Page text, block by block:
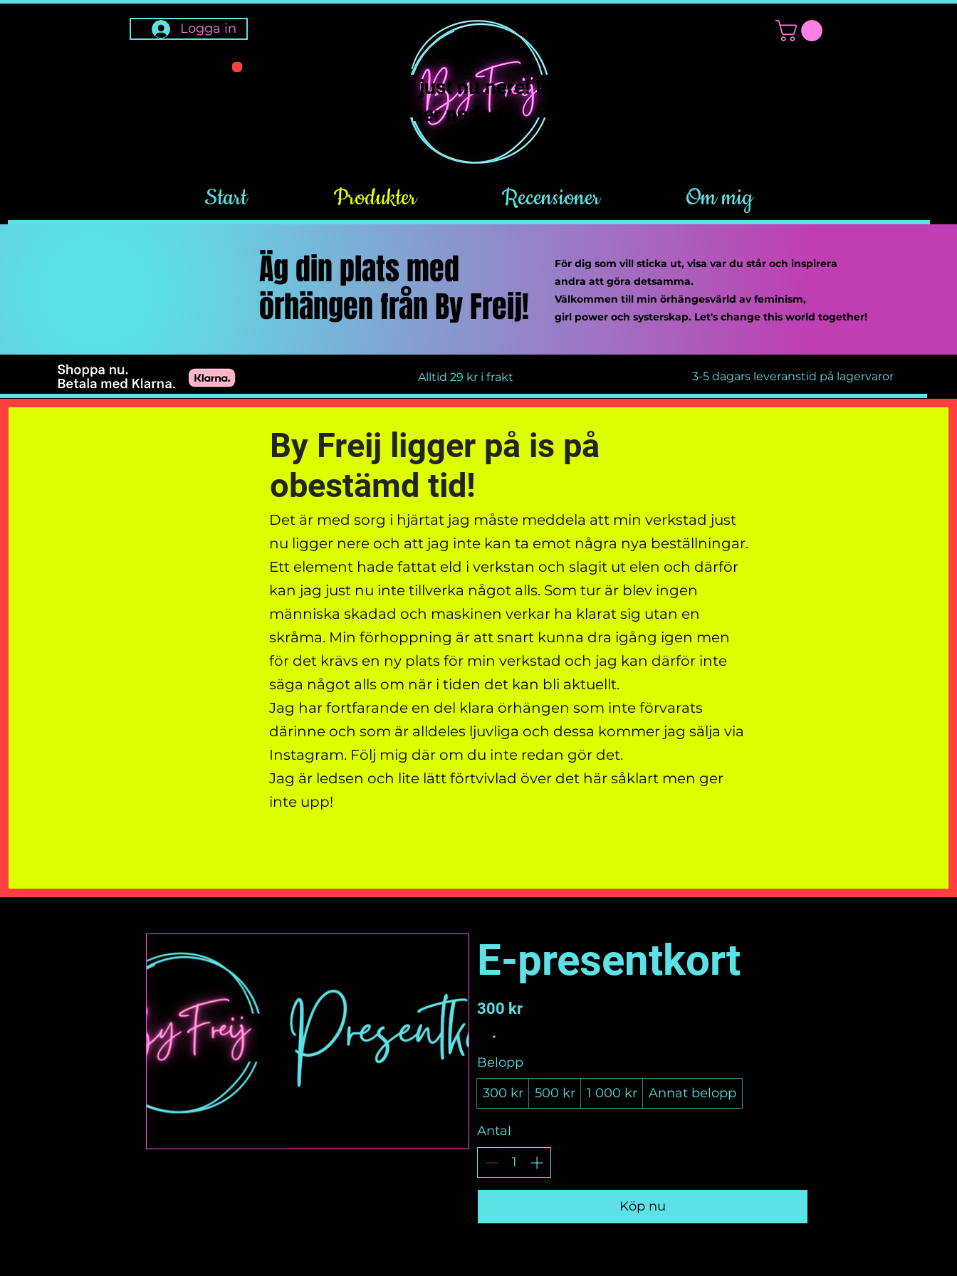
Logga in
OBS! By Freij ligger just nu nere! Inga nya beställningar
kan tas emot. Läs mer nedan
Start Produkter Recensioner Om mig
Äg din plats med
örhängen från By Freij!
För dig som vill sticka ut, visa var du står och inspirera
andra att göra detsamma.
Välkommen till min örhängesvärld av feminism,
girl power och systerskap. Let's change this world together!
Alltid 29 kr i frakt 3-5 dagars leveranstid på lagervaror
By Freij ligger på is på
obestämd tid!
Det är med sorg i hjärtat jag måste meddela att min verkstad just
nu ligger nere och att jag inte kan ta emot några nya beställningar.
Ett element hade fattat eld i verkstan och slagit ut elen och därför
kan jag just nu inte tillverka något alls. Som tur är blev ingen
människa skadad och maskinen verkar ha klarat sig utan en
skråma. Min förhoppning är att snart kunna dra igång igen men
för det krävs en ny plats för min verkstad och jag kan därför inte
säga något alls om när i tiden det kan bli aktuellt.
Jag har fortfarande en del klara örhängen som inte förvarats
därinne och som är alldeles ljuvliga och dessa kommer jag sälja via
Instagram. Följ mig där om du inte redan gör det.
Jag är ledsen och lite lätt förtvivlad över det här såklart men ger
inte upp!
E-presentkort
300 kr
Belopp
300 kr
500 kr 1 000 kr Annat belopp
Antal
Köp nu